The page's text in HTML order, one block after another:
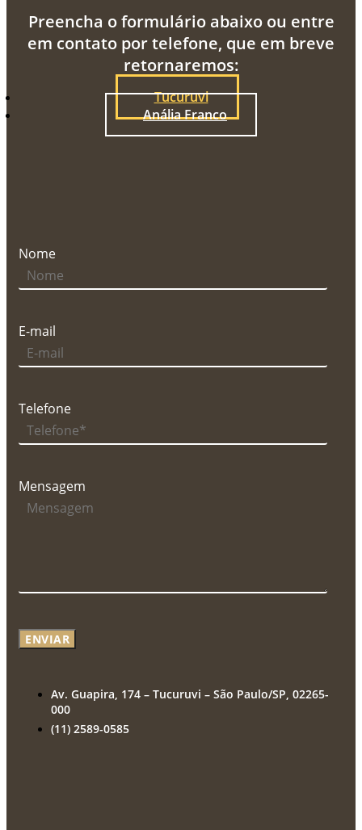
Preencha o formulário abaixo ou entre
em contato por telefone, que em breve
retornaremos:
Tucuruvi
Anália Franco
Nome
E-mail
Telefone
Mensagem
ENVIAR
Av. Guapira, 174 – Tucuruvi – São Paulo/SP, 02265-
000
(11) 2589-0585